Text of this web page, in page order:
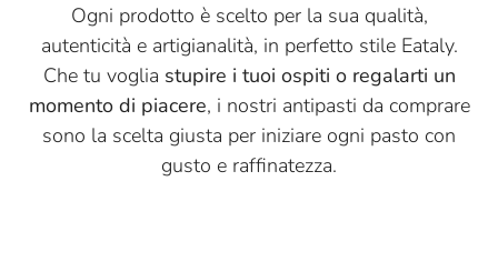
Ogni prodotto è scelto per la sua qualità,
autenticità e artigianalità, in perfetto stile Eataly.
Che tu voglia stupire i tuoi ospiti o regalarti un
momento di piacere, i nostri antipasti da comprare
sono la scelta giusta per iniziare ogni pasto con
gusto e raffinatezza.